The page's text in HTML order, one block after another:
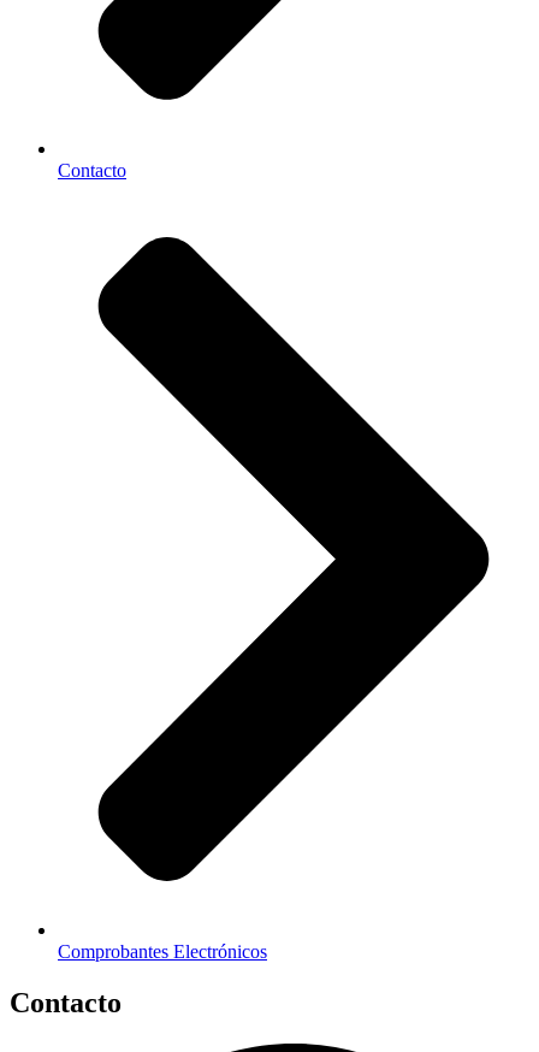
Contacto
Comprobantes Electrónicos
Contacto